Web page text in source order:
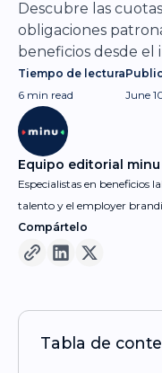
Descubre las
obligaciones
beneficios desde el
Tiempo de lectura
6 min read
June
Equipo editorial minu
Especialistas en beneficios
talento y el employer
Compártelo
Tabla de